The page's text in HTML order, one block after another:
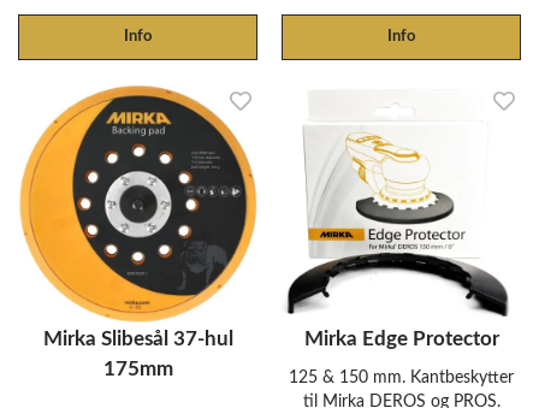
Info Info
Mirka Slibesål 37-hul
175mm
Mirka Edge Protector
125 & 150 mm. Kantbeskytter
til Mirka DEROS og PROS.